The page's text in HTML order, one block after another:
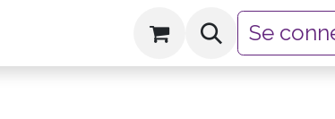
Blog Shop Se